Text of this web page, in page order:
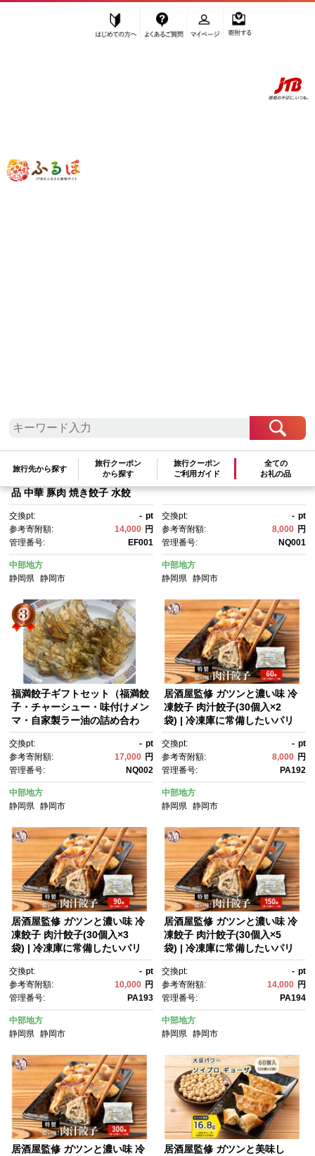
ふるぽ JTBのふるさと納税サイト
旅行先から探す
旅行クーポン
から探す
旅行クーポン
ご利用ガイド
全ての
お礼の品
”餃子” 静岡県
【ホワイト餃子】16個入×4パ
ック 餃子 冷凍 惣菜 加工食
品 中華 豚肉 焼き餃子 水餃
華惣菜 点心 おかず 冷凍餃子 冷
凍食品 お取り寄せ おつまみ ビ
ールに合う 餃子名店 SNS話
題 人気 おすすめ 送料無料
交換pt: - pt
参考寄附額:
14,000 円
管理番号:
EF001
中部地方
静岡県
静岡市
福満餃子 10個入り 3箱
交換pt: - pt
参考寄附額:
8,000 円
管理番号:
NQ001
中部地方
静岡県 静岡市
福満餃子ギフトセット（福満餃
子・チャーシュー・味付けメン
マ・自家製ラー油の詰め合わ
交換pt: - pt
参考寄附額:
17,000 円
管理番号:
NQ002
中部地方
静岡県
静岡市
居酒屋監修 ガツンと濃い味 冷
凍餃子 肉汁餃子(30個入×2
袋) | 冷凍庫に常備したいパリ
野菜と豚肉の旨みあふれる本格
ごちそう餃子おつまみに
交換pt: - pt
参考寄附額:
8,000 円
管理番号:
PA192
中部地方
静岡県 静岡市
居酒屋監修 ガツンと濃い味 冷
凍餃子 肉汁餃子(30個入×3
袋) | 冷凍庫に常備したいパリ
野菜と豚肉の旨みあふれる本格
ごちそう餃子おつまみに
交換pt: - pt
参考寄附額:
10,000 円
管理番号:
PA193
中部地方
静岡県
静岡市
居酒屋監修 ガツンと濃い味 冷
凍餃子 肉汁餃子(30個入×5
袋) | 冷凍庫に常備したいパリ
野菜と豚肉の旨みあふれる本格
ごちそう餃子おつまみに
交換pt: - pt
参考寄附額:
14,000 円
管理番号:
PA194
中部地方
静岡県 静岡市
居酒屋監修 ガツンと濃い味 冷
居酒屋監修 ガツンと美味し